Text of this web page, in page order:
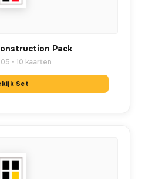
Pack
• 10 kaarten
Set